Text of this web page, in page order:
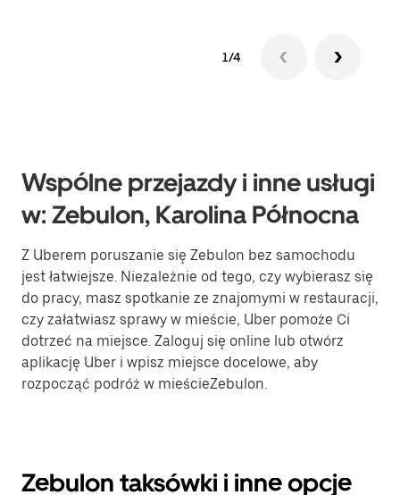
1/4
Wspólne przejazdy i inne usługi
w: Zebulon, Karolina Północna
Z Uberem poruszanie się Zebulon bez samochodu
jest łatwiejsze. Niezależnie od tego, czy wybierasz się
do pracy, masz spotkanie ze znajomymi w restauracji,
czy załatwiasz sprawy w mieście, Uber pomoże Ci
dotrzeć na miejsce. Zaloguj się online lub otwórz
aplikację Uber i wpisz miejsce docelowe, aby
rozpocząć podróż w mieścieZebulon.
Zebulon taksówki i inne opcje